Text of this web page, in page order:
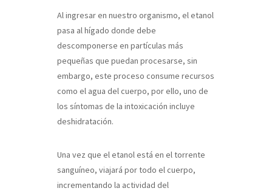
Al ingresar en nuestro organismo, el etanol
pasa al hígado donde debe
descomponerse en partículas más
pequeñas que puedan procesarse, sin
embargo, este proceso consume recursos
como el agua del cuerpo, por ello, uno de
los síntomas de la intoxicación incluye
deshidratación.
Una vez que el etanol está en el torrente
sanguíneo, viajará por todo el cuerpo,
incrementando la actividad del